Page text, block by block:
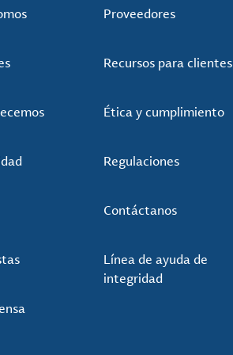
Proveedores
Recursos para clientes
Ética y cumplimiento
Regulaciones
Contáctanos
Línea de ayuda de
integridad